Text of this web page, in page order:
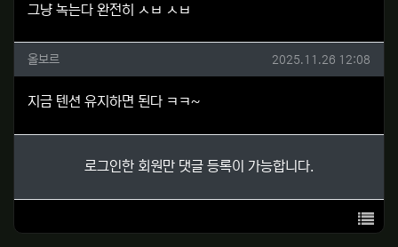
그냥 녹는다 완전히 ㅅㅂ ㅅㅂ
올보르님의 댓글
올보르 작성일
2025.11.26 12:08
지금 텐션 유지하면 된다 ㅋㅋ~
로그인한 회원만 댓글 등록이 가능합니다.
목록